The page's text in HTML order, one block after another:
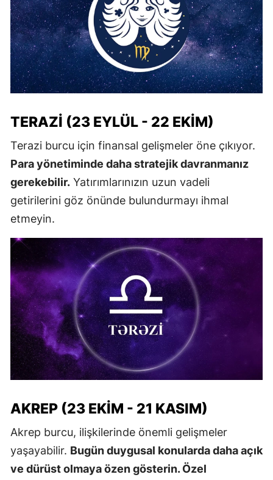
TERAZI (23 EYLÜL - 22 EKIM)
Terazi burcu için finansal gelişmeler öne çıkıyor.
Para yönetiminde daha stratejik davranmanız
gerekebilir. Yatırımlarınızın uzun vadeli
getirilerini göz önünde bulundurmayı ihmal
etmeyin.
AKREP (23 EKIM - 21 KASIM)
Akrep burcu, ilişkilerinde önemli gelişmeler
yaşayabilir. Bugün duygusal konularda daha açık
ve dürüst olmaya özen gösterin. Özel